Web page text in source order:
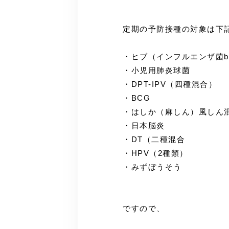
定期の予防接種の対象は下
・ヒブ（インフルエンザ菌b
・小児用肺炎球菌
・DPT-IPV（四種混合）
・BCG
・はしか（麻しん）風しん
・日本脳炎
・DT（二種混合
・HPV（2種類）
・みずぼうそう
ですので、